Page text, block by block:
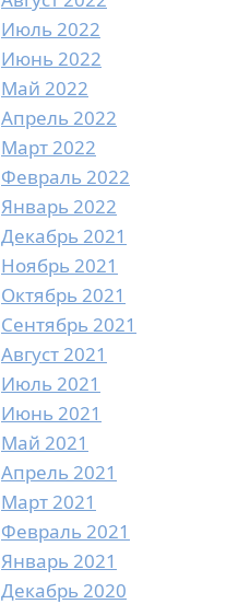
Июль 2022
Июнь 2022
Май 2022
Апрель 2022
Март 2022
Февраль 2022
Январь 2022
Декабрь 2021
Ноябрь 2021
Октябрь 2021
Сентябрь 2021
Август 2021
Июль 2021
Июнь 2021
Май 2021
Апрель 2021
Март 2021
Февраль 2021
Январь 2021
Декабрь 2020